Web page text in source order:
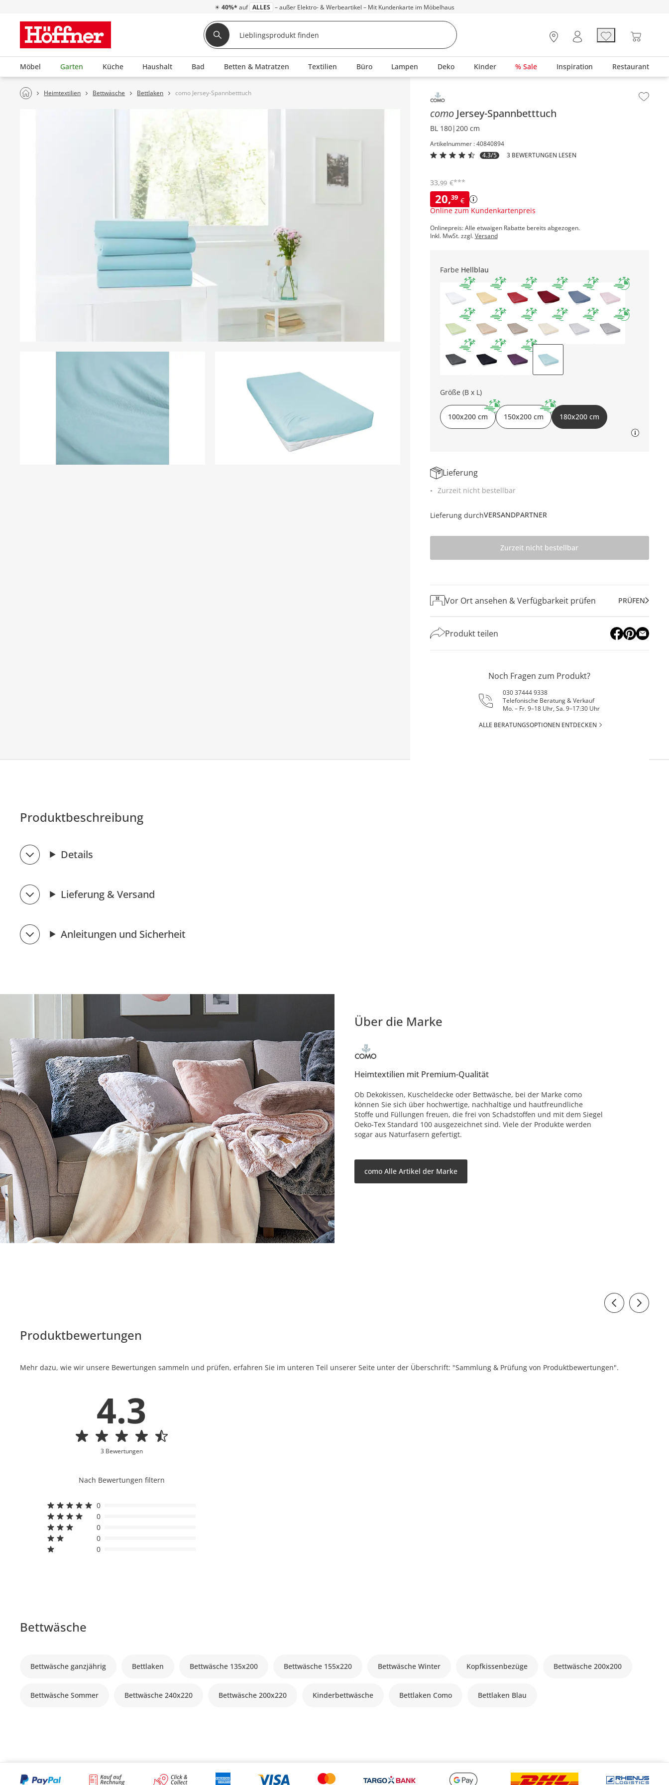
☀ 40%* auf ALLES – außer Elektro- & Werbeartikel – Mit Kundenkarte im Möbelhaus
Möbel Garten Küche Haushalt Bad Betten & Matratzen Textilien Büro Lampen Deko Kinder % Sale Inspiration Restaurant
Heimtextilien Bettwäsche Bettlaken como Jersey-Spannbetttuch Inhalt der Seitenleiste überspringen - Zum Seitenende
como Jersey-Spannbetttuch
BL 180|200 cm
Artikelnummer : 40840894
4.3/5
3 BEWERTUNGEN LESEN
20,39 €
Online zum Kundenkartenpreis
33,99 €***
Onlinepreis: Alle etwaigen Rabatte bereits abgezogen.
Inkl. MwSt. zzgl.Versand
Farbe Hellblau
Größe (B x L)
100x200 cm 150x200 cm 180x200 cm
Lieferung
Zurzeit nicht bestellbar
Lieferung durchVERSANDPARTNER
Zurzeit nicht bestellbar
Vor Ort ansehen & Verfügbarkeit prüfen PRÜFEN
Produkt teilen
Noch Fragen zum Produkt?
030 37444 9338
Telefonische Beratung & Verkauf
Mo. – Fr. 9–18 Uhr, Sa. 9–17:30 Uhr
ALLE BERATUNGSOPTIONEN ENTDECKEN
Produktbeschreibung
Details
Lieferung & Versand
Anleitungen und Sicherheit
Über die Marke
Heimtextilien mit Premium-Qualität
Ob Dekokissen, Kuscheldecke oder Bettwäsche, bei der Marke como
können Sie sich über hochwertige, nachhaltige und hautfreundliche
Stoffe und Füllungen freuen, die frei von Schadstoffen und mit dem Siegel
Oeko-Tex Standard 100 ausgezeichnet sind. Viele der Produkte werden
sogar aus Naturfasern gefertigt.
como Alle Artikel der Marke
Produktbewertungen
Mehr dazu, wie wir unsere Bewertungen sammeln und prüfen, erfahren Sie im unteren Teil unserer Seite unter der Überschrift: "Sammlung & Prüfung von Produktbewertungen".
4.3
3 Bewertungen
Nach Bewertungen filtern
0
0
0
0
0
Bettwäsche
Bettwäsche ganzjährig Bettlaken Bettwäsche 135x200 Bettwäsche 155x220 Bettwäsche Winter Kopfkissenbezüge Bettwäsche 200x200
Bettwäsche Sommer Bettwäsche 240x220 Bettwäsche 200x220 Kinderbettwäsche Bettlaken Como Bettlaken Blau